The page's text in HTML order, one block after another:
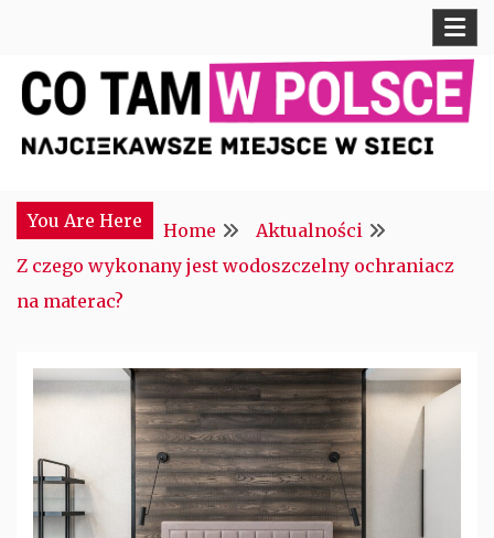
content
CTM POLONIA
You Are Here
Home
Aktualności
Z czego wykonany jest wodoszczelny ochraniacz
na materac?